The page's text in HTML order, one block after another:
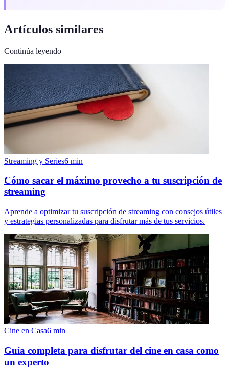
Artículos similares
Continúa leyendo
Streaming y Series6 min
Cómo sacar el máximo provecho a tu suscripción de
streaming
Aprende a optimizar tu suscripción de streaming con consejos útiles
y estrategias personalizadas para disfrutar más de tus servicios.
Cine en Casa6 min
Guía completa para disfrutar del cine en casa como
un experto